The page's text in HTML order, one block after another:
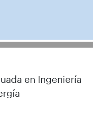
en Ingeniería